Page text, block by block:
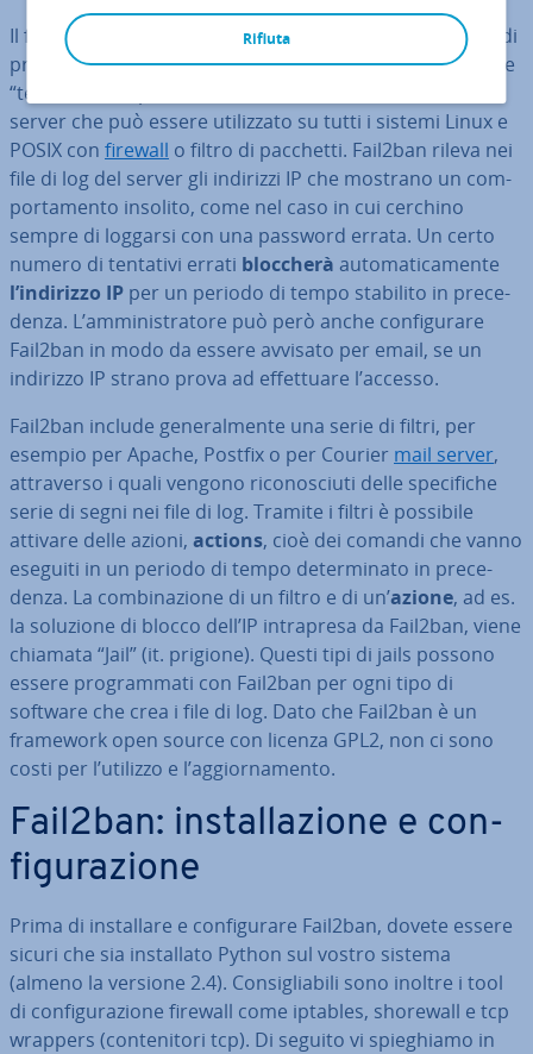
Il framework di sicurezza Fail2ban, scritto in lin­guag­gio di
pro­gram­ma­zio­ne Python (tra­du­ci­bi­le in senso lato come
“tentavi errati portano all’esclu­sio­ne”), è un modulo
server che può essere uti­liz­za­to su tutti i sistemi Linux e
POSIX con firewall o filtro di pacchetti. Fail2ban rileva nei
file di log del server gli indirizzi IP che mostrano un com­
por­ta­men­to insolito, come nel caso in cui cerchino
sempre di loggarsi con una password errata. Un certo
numero di tentativi errati bloccherà au­to­ma­ti­ca­men­te
l’indirizzo IP per un periodo di tempo stabilito in pre­ce­
den­za. L’am­mi­ni­stra­to­re può però anche con­fi­gu­ra­re
Fail2ban in modo da essere avvisato per email, se un
indirizzo IP strano prova ad ef­fet­tua­re l’accesso.
Fail2ban include ge­ne­ral­men­te una serie di filtri, per
esempio per Apache, Postfix o per Courier mail server,
at­tra­ver­so i quali vengono ri­co­no­sciu­ti delle spe­ci­fi­che
serie di segni nei file di log. Tramite i filtri è possibile
attivare delle azioni, actions, cioè dei comandi che vanno
eseguiti in un periodo di tempo de­ter­mi­na­to in pre­ce­
den­za. La com­bi­na­zio­ne di un filtro e di un’azione, ad es.
la soluzione di blocco dell’IP in­tra­pre­sa da Fail2ban, viene
chiamata “Jail” (it. prigione). Questi tipi di jails possono
essere pro­gram­ma­ti con Fail2ban per ogni tipo di
software che crea i file di log. Dato che Fail2ban è un
framework open source con licenza GPL2, non ci sono
costi per l’utilizzo e l’ag­gior­na­men­to.
Fail2ban: in­stal­la­zio­ne e con­
fi­gu­ra­zio­ne
Prima di in­stal­la­re e con­fi­gu­ra­re Fail2ban, dovete essere
sicuri che sia in­stal­la­to Python sul vostro sistema
(almeno la versione 2.4). Con­si­glia­bi­li sono inoltre i tool
di con­fi­gu­ra­zio­ne firewall come iptables, shorewall e tcp
wrappers (con­te­ni­to­ri tcp). Di seguito vi spie­ghia­mo in
Rifiuta